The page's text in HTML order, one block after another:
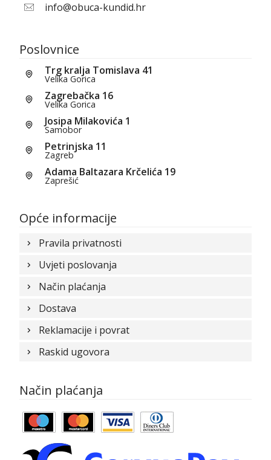
info@obuca-kundid.hr
Poslovnice
Trg kralja Tomislava 41
Velika Gorica
Zagrebačka 16
Velika Gorica
Josipa Milakovića 1
Samobor
Petrinjska 11
Zagreb
Adama Baltazara Krčelića 19
Zaprešić
Opće informacije
Pravila privatnosti
Uvjeti poslovanja
Način plaćanja
Dostava
Reklamacije i povrat
Raskid ugovora
Način plaćanja